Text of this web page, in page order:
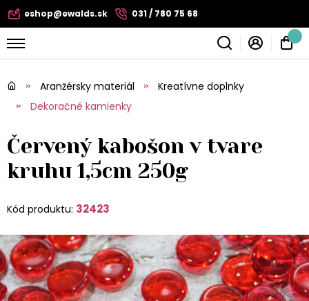
eshop@ewalds.sk 031 / 780 75 68
Aranžérsky materiál
Kreatívne doplnky
Dekoračné kamienky
Červený kabošon v tvare
kruhu 1,5cm 250g
Kód produktu: 32423